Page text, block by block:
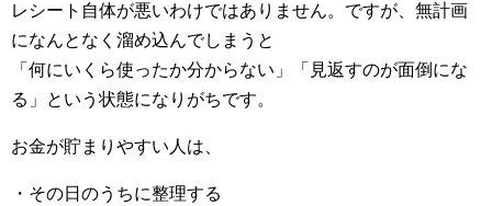
レシート自体が悪いわけではありません。ですが、無計画
になんとなく溜め込んでしまうと
「何にいくら使ったか分からない」「見返すのが面倒にな
る」という状態になりがちです。
お金が貯まりやすい人は、
・その日のうちに整理する